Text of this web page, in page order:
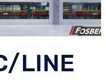
LINE